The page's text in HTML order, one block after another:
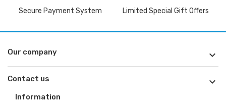
Secure Payment System Limited Special Gift Offers
Our company 
Contact us 
Information